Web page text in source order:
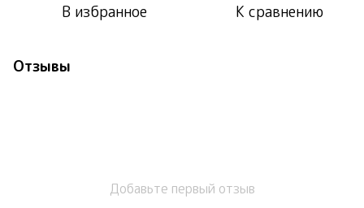
В избранное К сравнению
Отзывы
Добавьте первый отзыв